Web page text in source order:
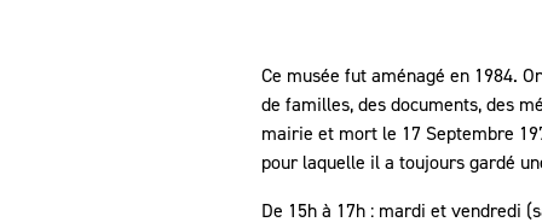
Ce musée fut aménagé en 1984.
de familles, des documents, des
mairie et mort le 17 Septembre
pour laquelle il a toujours gardé
De 15h à 17h : mardi et vendredi